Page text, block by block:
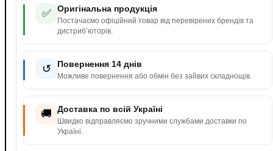
✅ Оригінальна продукція
Постачаємо офіційний товар від перевірених брендів та
дистриб’юторів.
↺ Повернення 14 днів
Можливе повернення або обмін без зайвих складнощів.
🚚 Доставка по всій Україні
Швидко відправляємо зручними службами доставки по
Україні.